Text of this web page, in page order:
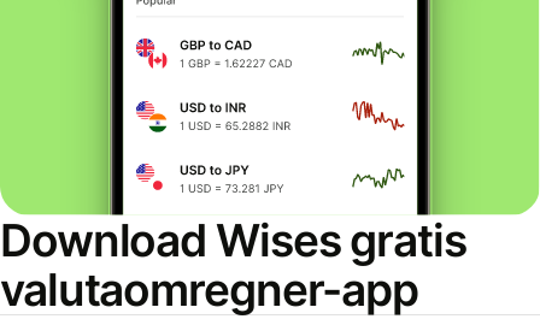
Download Wises gratis
valutaomregner-app